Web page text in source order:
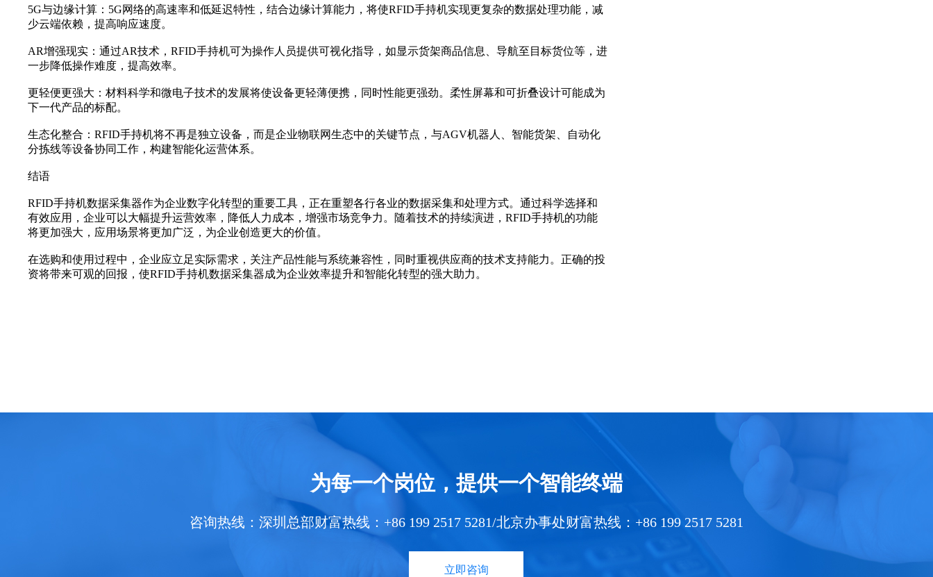
5G与边缘计算‌：5G网络的高速率和低延迟特性，结合边缘计算能力，将使RFID手持机实现更复杂的数据处理功能，减
少云端依赖，提高响应速度。
AR增强现实‌：通过AR技术，RFID手持机可为操作人员提供可视化指导，如显示货架商品信息、导航至目标货位等，进
一步降低操作难度，提高效率。
更轻便更强大‌：材料科学和微电子技术的发展将使设备更轻薄便携，同时性能更强劲。柔性屏幕和可折叠设计可能成为
下一代产品的标配。
生态化整合‌：RFID手持机将不再是独立设备，而是企业物联网生态中的关键节点，与AGV机器人、智能货架、自动化
分拣线等设备协同工作，构建智能化运营体系。
结语
RFID手持机数据采集器作为企业数字化转型的重要工具，正在重塑各行各业的数据采集和处理方式。通过科学选择和
有效应用，企业可以大幅提升运营效率，降低人力成本，增强市场竞争力。随着技术的持续演进，RFID手持机的功能
将更加强大，应用场景将更加广泛，为企业创造更大的价值。
在选购和使用过程中，企业应立足实际需求，关注产品性能与系统兼容性，同时重视供应商的技术支持能力。正确的投
资将带来可观的回报，使RFID手持机数据采集器成为企业效率提升和智能化转型的强大助力。
为每一个岗位，提供一个智能终端
咨询热线：深圳总部财富热线：+86 199 2517 5281/北京办事处财富热线：+86 199 2517 5281
立即咨询